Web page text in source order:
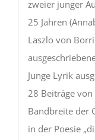
zweier junger
25 Jahren
Laszlo von
Junge Lyrik
28 Beiträge
Bandbreite der
in der Poesie